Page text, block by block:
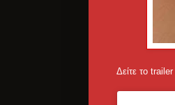
Δείτε το